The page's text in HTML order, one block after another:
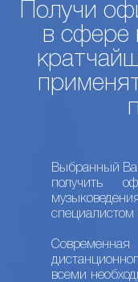
Получи
в сфере
Выбранный
получить
специалистом
всеми